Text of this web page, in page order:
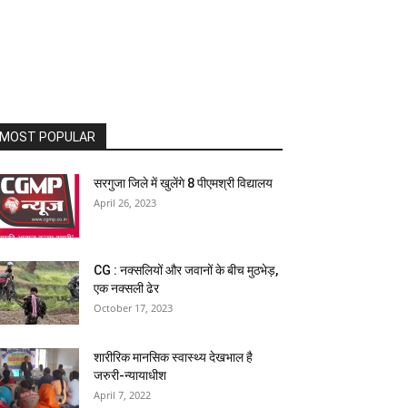
MOST POPULAR
सरगुजा जिले में खुलेंगे 8 पीएमश्री विद्यालय
April 26, 2023
CG : नक्‍सलियों और जवानों के बीच मुठभेड़,
एक नक्‍सली ढेर
October 17, 2023
शारीरिक मानसिक स्वास्थ्य देखभाल है
जरुरी-न्यायाधीश
April 7, 2022